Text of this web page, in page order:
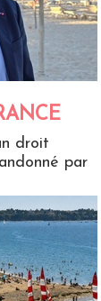
droit
par